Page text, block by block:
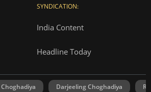
SYNDICATION:
India Content
Headline Today
Darjeeling Choghadiya